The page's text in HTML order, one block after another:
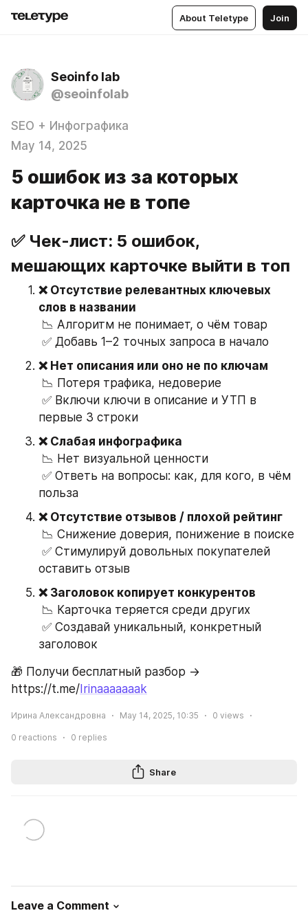
About Teletype Join
Seoinfo lab
@seoinfolab
SEO + Инфографика
May 14, 2025
5 ошибок из за которых
карточка не в топе
✅ Чек-лист: 5 ошибок,
мешающих карточке выйти в топ
❌ Отсутствие релевантных ключевых
слов в названии
📉 Алгоритм не понимает, о чём товар
✅ Добавь 1–2 точных запроса в начало
❌ Нет описания или оно не по ключам
📉 Потеря трафика, недоверие
первые 3 строки
❌ Слабая инфографика
📉 Нет визуальной ценности
польза
❌ Отсутствие отзывов / плохой рейтинг
📉 Снижение доверия, понижение в поиске
оставить отзыв
❌ Заголовок копирует конкурентов
📉 Карточка теряется среди других
заголовок
🎁 Получи бесплатный разбор →
https://t.me/ Irinaaaaaaak
Ирина Александровна May 14, 2025, 10:35 0 views
0 reactions 0 replies
Share
Leave a Comment